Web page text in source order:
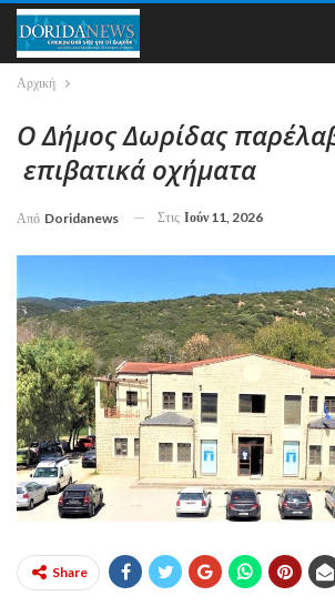
Αρχική
Ο Δήμος Δωρίδας
επιβατικά οχήματα
Από Doridanews Στις Ιούν 11, 2026
Share